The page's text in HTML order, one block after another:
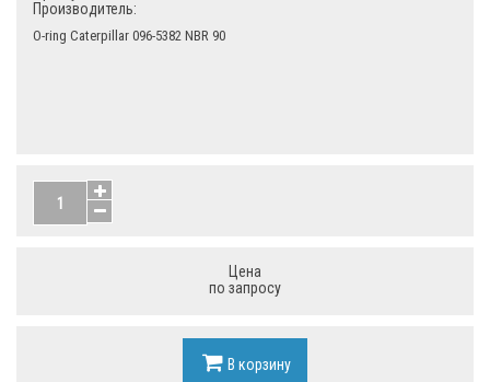
Производитель:
O-ring Caterpillar 096-5382 NBR 90
Цена
по запросу
В корзину